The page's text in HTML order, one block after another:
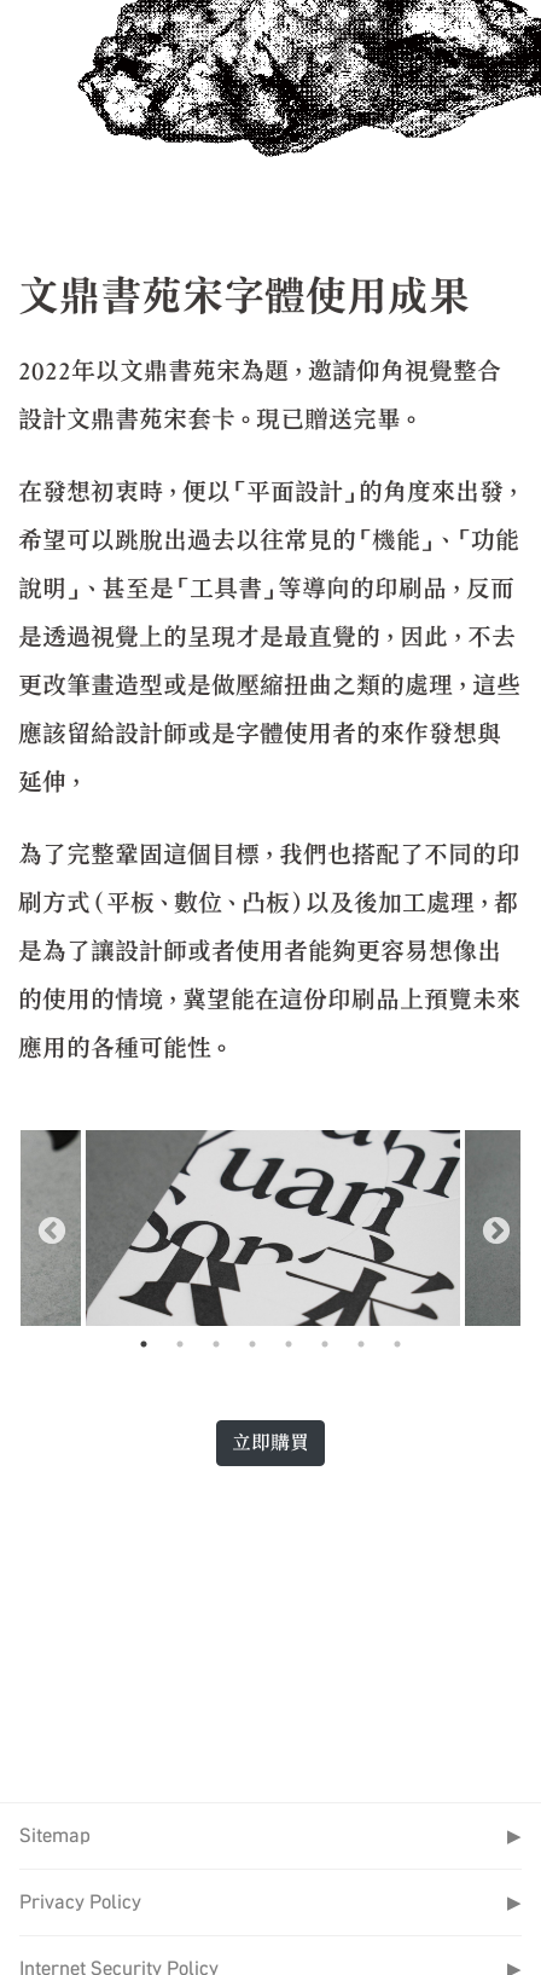
文鼎書苑宋字體使用成果
2022年以文鼎書苑宋為題，邀請仰角視覺整合
設計文鼎書苑宋套卡。現已贈送完畢。
在發想初衷時，便以「平面設計」的角度來出發，
希望可以跳脫出過去以往常見的「機能」、「功能
說明」、甚至是「工具書」等導向的印刷品，反而
是透過視覺上的呈現才是最直覺的，因此，不去
更改筆畫造型或是做壓縮扭曲之類的處理，這些
應該留給設計師或是字體使用者的來作發想與
延伸，
為了完整鞏固這個目標，我們也搭配了不同的印
刷方式（平板、數位、凸板）以及後加工處理，都
是為了讓設計師或者使用者能夠更容易想像出
的使用的情境，冀望能在這份印刷品上預覽未來
應用的各種可能性。
立即購買
Sitemap ▶
Privacy Policy ▶
Internet Security Policy ▶